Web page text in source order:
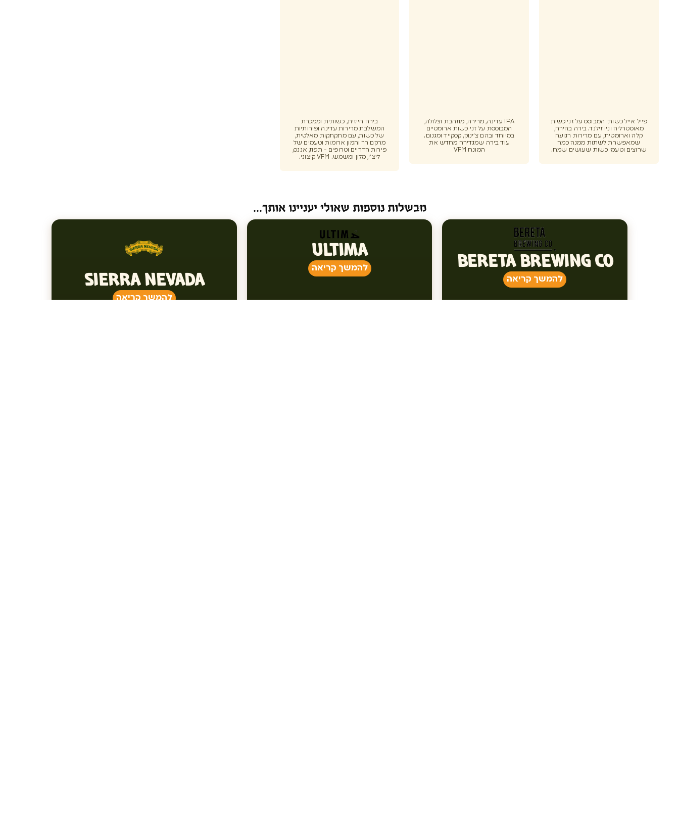
פייל אייל כשותי המבוסס על זני כשות
מאוסטרליה וניו זילנד. בירה בהירה,
קלה וארומטית, עם מרירות רגועה
שמאפשרת לשתות ממנה כמה
שרוצים וטעמי כשות שעושים שמח.
IPA עדינה, מרירה, מוזהבת וצלולה,
המבוססת על זני כשות ארומטיים
במיוחד ובהם צ׳ינוק, קסקייד ומגנום.
עוד בירה שמגדירה מחדש את
המונח VFM
בירה הייזית, כשותית וממכרת
המשלבת מרירות עדינה ופירותיות
של כשות, עם מתקתקות מאלטית,
מרקם רך והמון ארומות וטעמים של
פירות הדריים וטרופים - תפוז, אננס,
ליצ׳י, מלון ומשמש. VFM קיצוני.
מבשלות נוספות שאולי יעניינו אותך...
BERETA BREWING CO
להמשך קריאה
ULTIMA
להמשך קריאה
SIERRA NEVADA
להמשך קריאה